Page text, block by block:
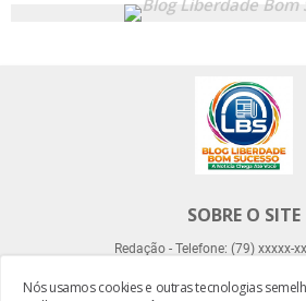
SOBRE O SITE
Redação - Telefone: (79) xxxxx-
Nós usamos cookies e outras tecnologias